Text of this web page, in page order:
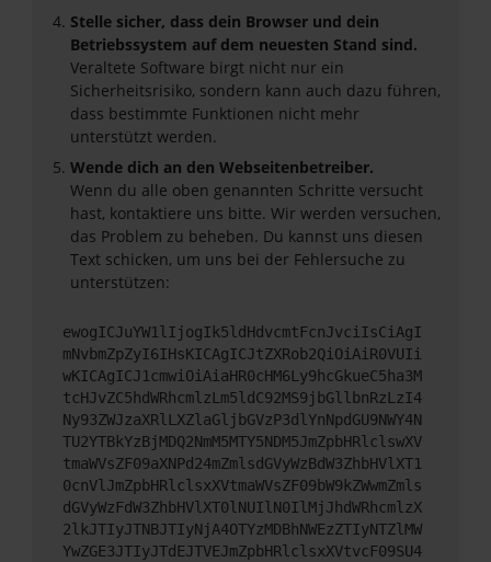
Stelle sicher, dass dein Browser und dein
Betriebssystem auf dem neuesten Stand sind.
Veraltete Software birgt nicht nur ein
Sicherheitsrisiko, sondern kann auch dazu führen,
dass bestimmte Funktionen nicht mehr
unterstützt werden.
Wende dich an den Webseitenbetreiber.
Wenn du alle oben genannten Schritte versucht
hast, kontaktiere uns bitte. Wir werden versuchen,
das Problem zu beheben. Du kannst uns diesen
Text schicken, um uns bei der Fehlersuche zu
unterstützen:
ewogICJuYW1lIjogIk5ldHdvcmtFcnJvciIsCiAgI
mNvbmZpZyI6IHsKICAgICJtZXRob2QiOiAiR0VUIi
wKICAgICJ1cmwiOiAiaHR0cHM6Ly9hcGkueC5ha3M
tcHJvZC5hdWRhcmlzLm5ldC92MS9jbGllbnRzLzI4
Ny93ZWJzaXRlLXZlaGljbGVzP3dlYnNpdGU9NWY4N
TU2YTBkYzBjMDQ2NmM5MTY5NDM5JmZpbHRlclswXV
tmaWVsZF09aXNPd24mZmlsdGVyWzBdW3ZhbHVlXT1
0cnVlJmZpbHRlclsxXVtmaWVsZF09bW9kZWwmZmls
dGVyWzFdW3ZhbHVlXT0lNUIlN0IlMjJhdWRhcmlzX
2lkJTIyJTNBJTIyNjA4OTYzMDBhNWEzZTIyNTZlMW
YwZGE3JTIyJTdEJTVEJmZpbHRlclsxXVtvcF09SU4